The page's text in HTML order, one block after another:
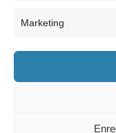
Marketing
Horaires
le lundi 8h30-12h et
le jeudi 8h30-12h et